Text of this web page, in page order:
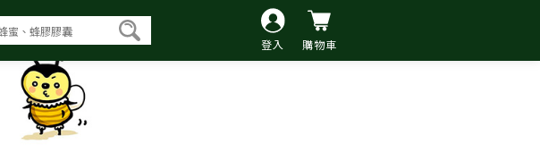
登入 購物車